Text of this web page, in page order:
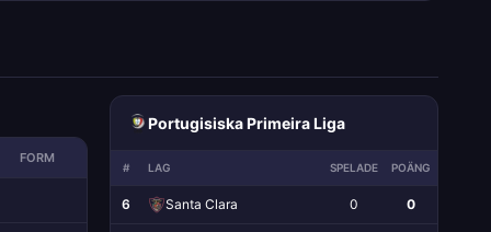
FORM
Portugisiska Primeira Liga
# LAG SPELADE POÄNG
6 Santa Clara 0 0